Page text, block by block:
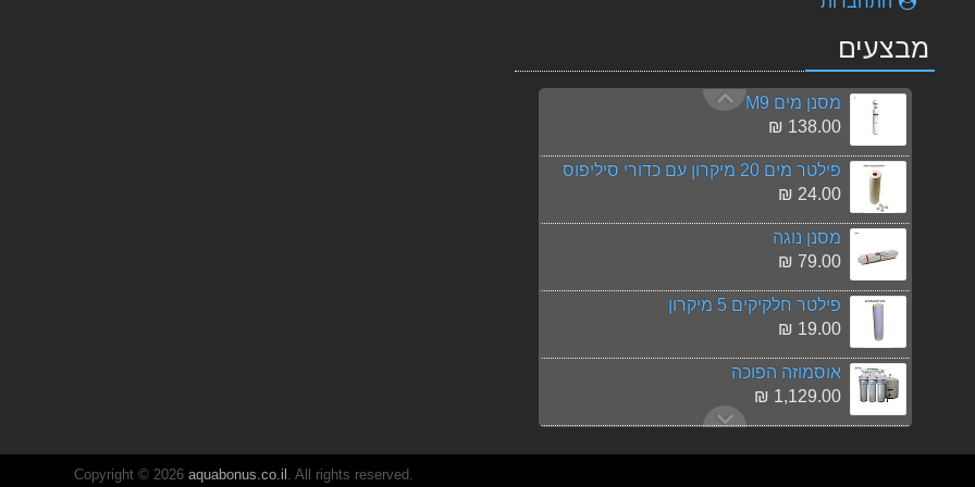
מבצעים151.00 ₪
מסנן מים M9
138.00 ₪
פילטר מים 20 מיקרון עם כדורי סיליפוס
24.00 ₪
מסנן נוגה
79.00 ₪
פילטר חלקיקים 5 מיקרון
19.00 ₪
אוסמוזה הפוכה
1,129.00 ₪
Copyright © 2026 aquabonus.co.il . All rights reserved.